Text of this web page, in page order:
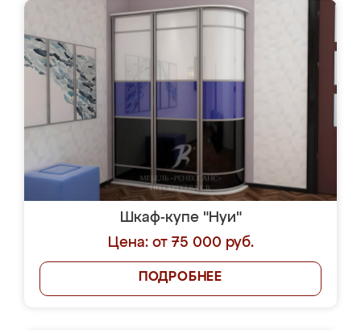
Шкаф-купе "Нуи"
Цена: от 75 000 руб.
ПОДРОБНЕЕ